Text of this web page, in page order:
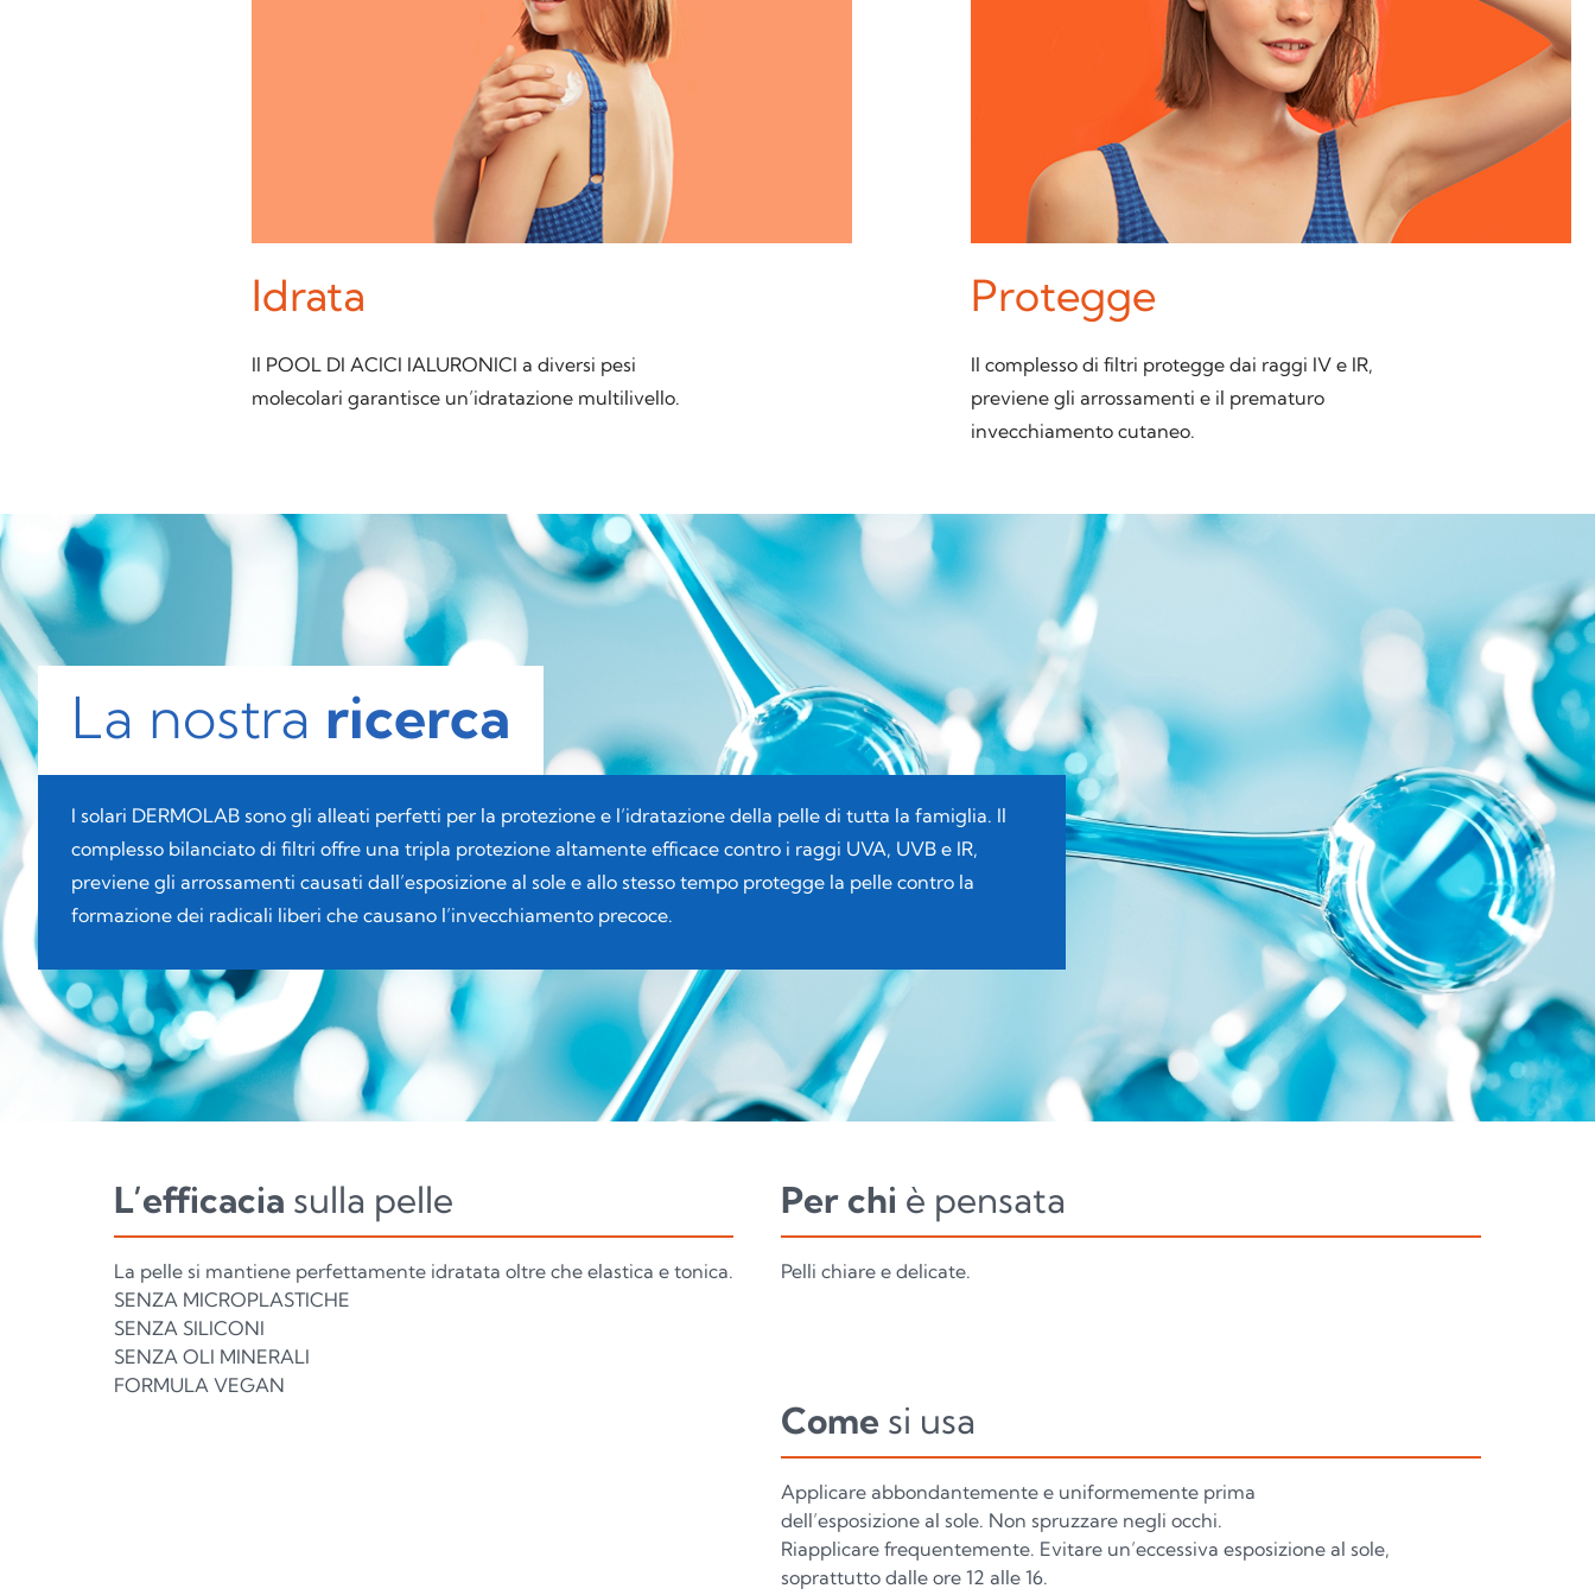
Idrata
Il POOL DI ACICI IALURONICI a diversi pesi
molecolari garantisce un’idratazione multilivello.
Protegge
Il complesso di filtri protegge dai raggi IV e IR,
previene gli arrossamenti e il prematuro
invecchiamento cutaneo.
La nostra ricerca
I solari DERMOLAB sono gli alleati perfetti per la protezione e l’idratazione della pelle di tutta la famiglia. Il
complesso bilanciato di filtri offre una tripla protezione altamente efficace contro i raggi UVA, UVB e IR,
previene gli arrossamenti causati dall’esposizione al sole e allo stesso tempo protegge la pelle contro la
formazione dei radicali liberi che causano l’invecchiamento precoce.
L’efficacia sulla pelle
La pelle si mantiene perfettamente idratata oltre che elastica e tonica.
SENZA MICROPLASTICHE
SENZA SILICONI
SENZA OLI MINERALI
FORMULA VEGAN
Per chi è pensata
Pelli chiare e delicate.
Come si usa
Applicare abbondantemente e uniformemente prima
dell’esposizione al sole. Non spruzzare negli occhi.
Riapplicare frequentemente. Evitare un’eccessiva esposizione al sole,
soprattutto dalle ore 12 alle 16.